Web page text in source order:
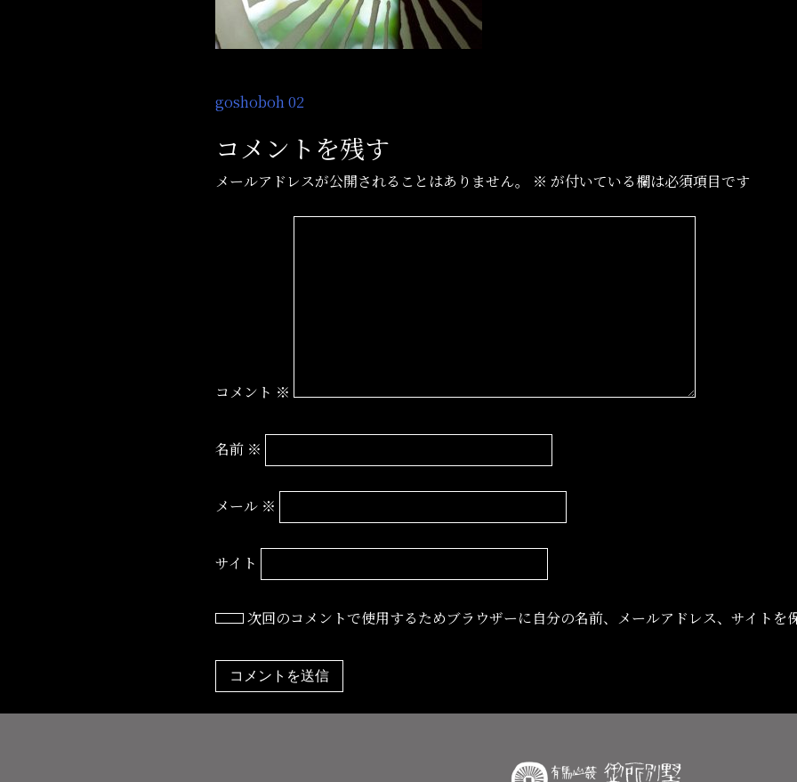
投
稿
ナ
ビ
goshoboh 02
コメントを残す
メールアドレスが公開されることはありません。 ※ が付いている欄は必須項目です
コメント ※
名前 ※
メール ※
サイト
次回のコメントで使用するためブラウザーに自分の名前、メールアドレス、サイトを